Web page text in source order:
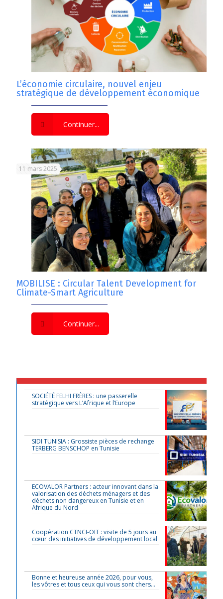
L’économie circulaire, nouvel enjeu
stratégique de développement économique
Continuer...
11 mars 2025
MOBILISE : Circular Talent Development for
Climate-Smart Agriculture
Continuer...
SOCIÉTÉ FELHI FRÈRES : une passerelle
stratégique vers L’Afrique et l’Europe
SIDI TUNISIA : Grossiste pièces de rechange
TERBERG BENSCHOP en Tunisie
ECOVALOR Partners : acteur innovant dans la
valorisation des déchets ménagers et des
déchets non dangereux en Tunisie et en
Afrique du Nord
Coopération CTNCI-OIT : visite de 5 jours au
cœur des initiatives de développement local
Bonne et heureuse année 2026, pour vous,
les vôtres et tous ceux qui vous sont chers…